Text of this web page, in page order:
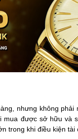
nhưng không
được sở hữu và
trong khi điều kiện tài